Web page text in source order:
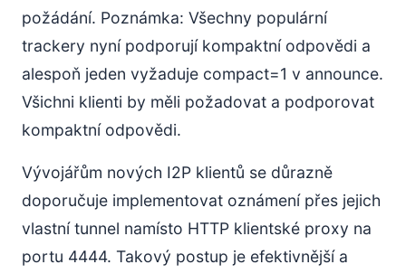
požádání. Poznámka: Všechny populární
trackery nyní podporují kompaktní odpovědi a
alespoň jeden vyžaduje compact=1 v announce.
Všichni klienti by měli požadovat a podporovat
kompaktní odpovědi.
Vývojářům nových I2P klientů se důrazně
doporučuje implementovat oznámení přes jejich
vlastní tunnel namísto HTTP klientské proxy na
portu 4444. Takový postup je efektivnější a